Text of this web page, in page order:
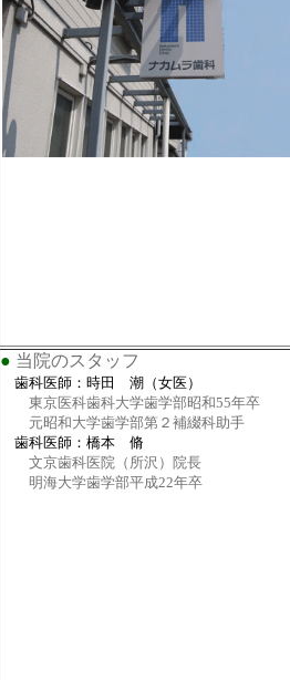
● 当院のスタッフ
歯科医師：時田 潮（女医）
東京医科歯科大学歯学部昭和55年卒
元昭和大学歯学部第２補綴科助手
歯科医師：橋本 脩
文京歯科医院（所沢）院長
明海大学歯学部平成22年卒